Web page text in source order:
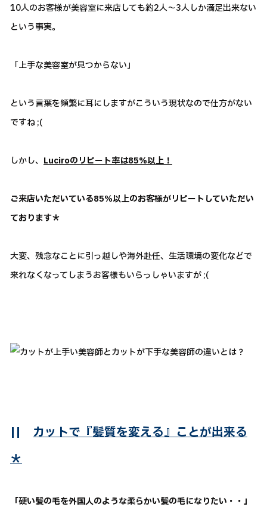
10人のお客様が美容室に来店しても約2人～3人しか満足出来ない
という事実。
「上手な美容室が見つからない」
という言葉を頻繁に耳にしますがこういう現状なので仕方がない
ですね ;(
しかし、 Luciroのリピート率は85％以上！
ご来店いただいている85％以上のお客様がリピートしていただい
ております＊
大変、残念なことに引っ越しや海外赴任、生活環境の変化などで
来れなくなってしまうお客様もいらっしゃいますが ;(
|| カットで『髪質を変える』ことが出来る
＊
「硬い髪の毛を外国人のような柔らかい髪の毛になりたい・・」